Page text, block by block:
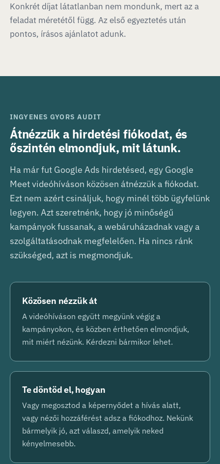
Konkrét díjat látatlanban nem mondunk, mert az a
feladat méretétől függ. Az első egyeztetés után
pontos, írásos ajánlatot adunk.
INGYENES GYORS AUDIT
Átnézzük a hirdetési fiókodat, és
őszintén elmondjuk, mit látunk.
Ha már fut Google Ads hirdetésed, egy Google
Meet videóhíváson közösen átnézzük a fiókodat.
Ezt nem azért csináljuk, hogy minél több ügyfelünk
legyen. Azt szeretnénk, hogy jó minőségű
kampányok fussanak, a webáruházadnak vagy a
szolgáltatásodnak megfelelően. Ha nincs ránk
szükséged, azt is megmondjuk.
Közösen nézzük át
A videóhíváson együtt megyünk végig a
kampányokon, és közben érthetően elmondjuk,
mit miért nézünk. Kérdezni bármikor lehet.
Te döntöd el, hogyan
Vagy megosztod a képernyődet a hívás alatt,
vagy nézői hozzáférést adsz a fiókodhoz. Nekünk
bármelyik jó, azt válaszd, amelyik neked
kényelmesebb.